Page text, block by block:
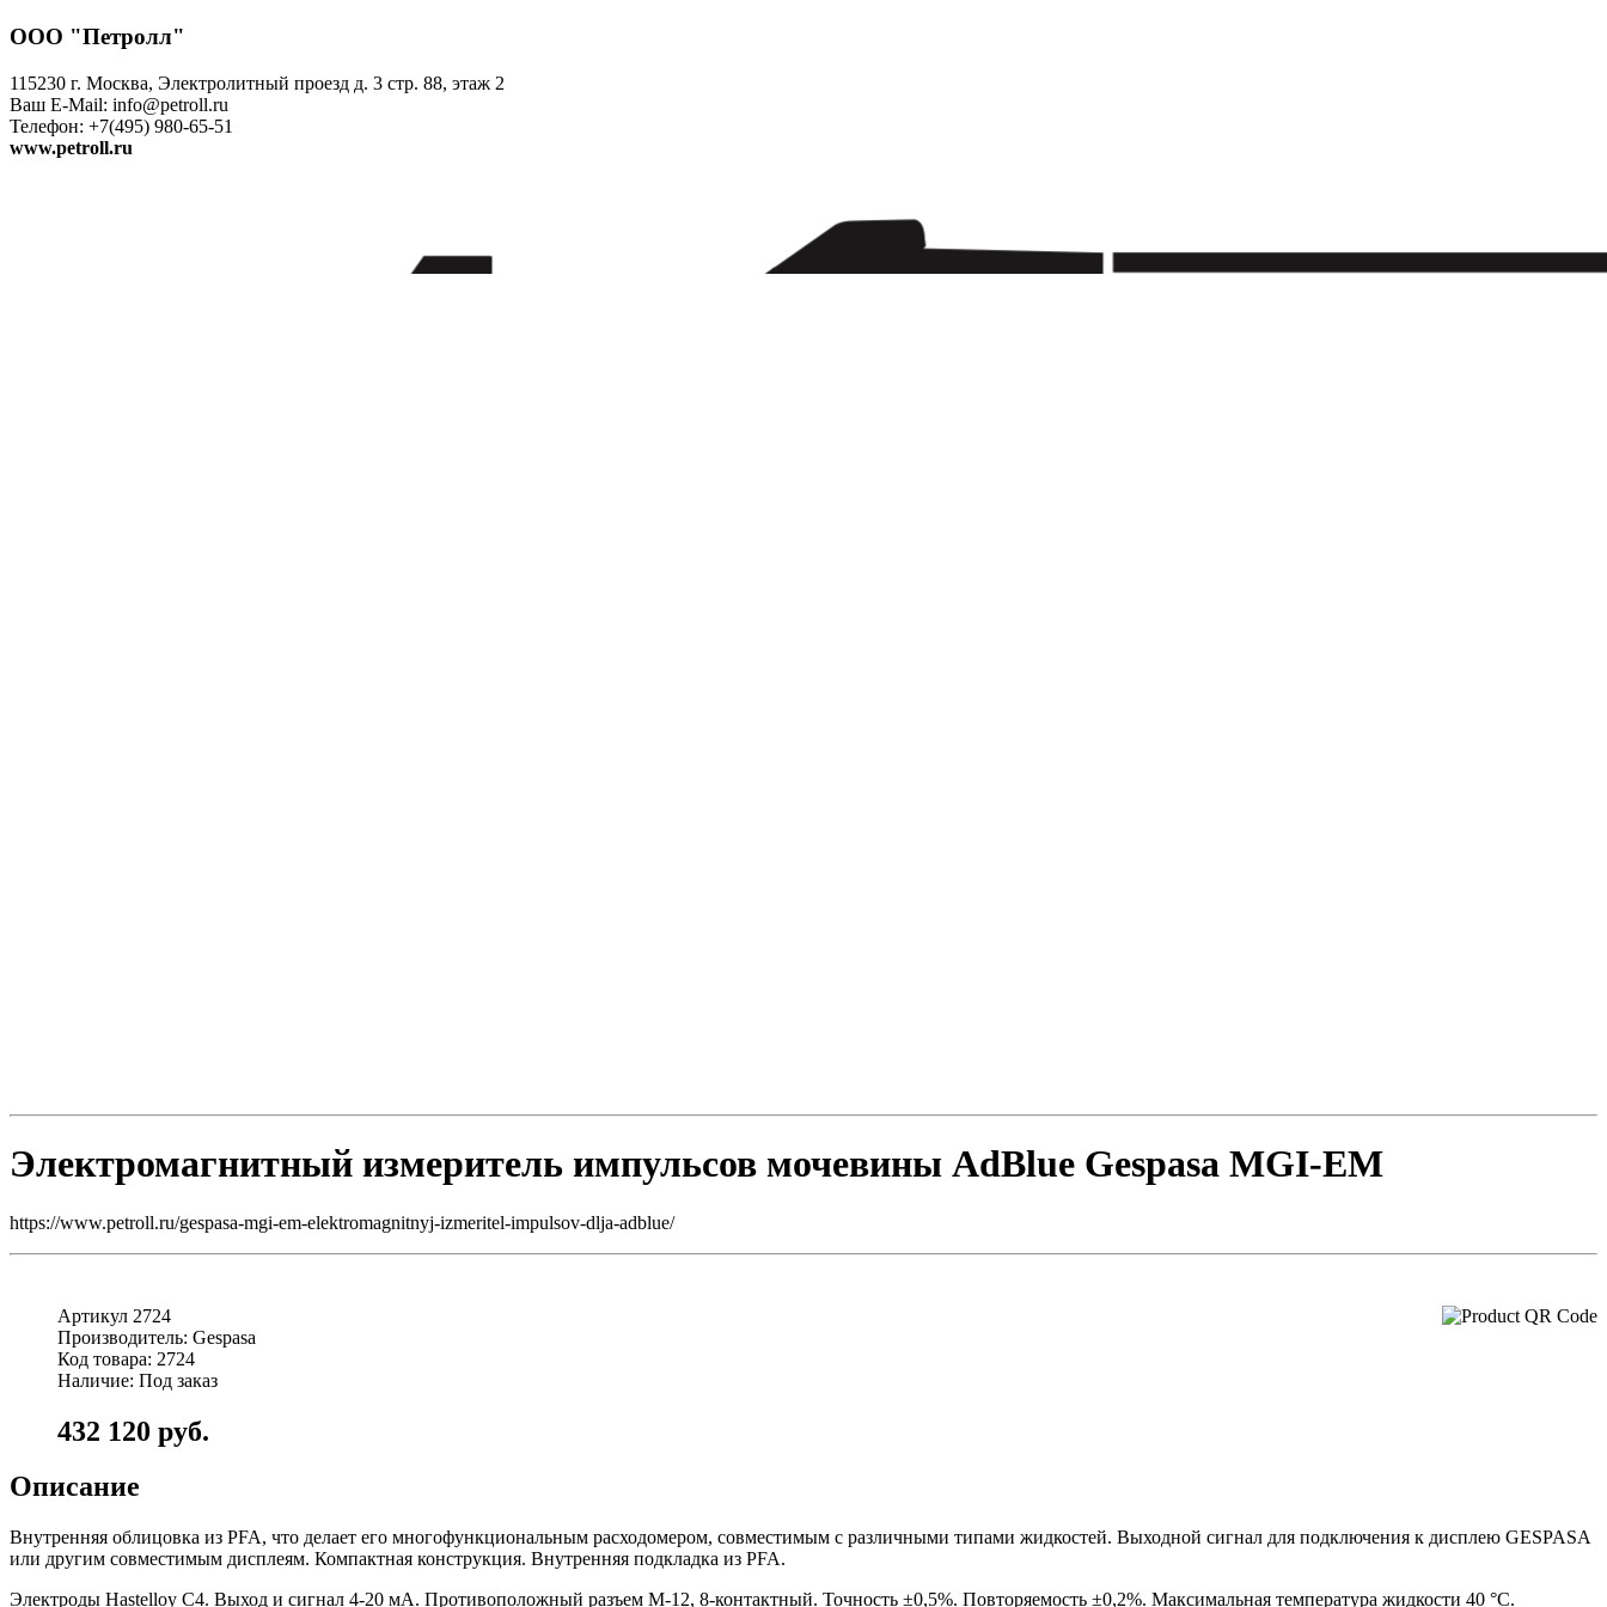
ООО "Петролл"
115230 г. Москва, Электролитный проезд д. 3 стр. 88, этаж 2
Ваш E-Mail: info@petroll.ru
Телефон: +7(495) 980-65-51
www.petroll.ru
Электромагнитный измеритель импульсов мочевины AdBlue Gespasa MGI-EM
https://www.petroll.ru/gespasa-mgi-em-elektromagnitnyj-izmeritel-impulsov-dlja-adblue/
Артикул 2724
Производитель: Gespasa
Код товара: 2724
Наличие: Под заказ
432 120 руб.
Описание
Внутренняя облицовка из PFA, что делает его многофункциональным расходомером, совместимым с различными типами жидкостей. Выходной сигнал для подключения к дисплею GESPASA
или другим совместимым дисплеям. Компактная конструкция. Внутренняя подкладка из PFA.
Электроды Hastelloy C4. Выход и сигнал 4-20 мА. Противоположный разъем M-12, 8-контактный. Точность ±0,5%. Повторяемость ±0,2%. Максимальная температура жидкости 40 °C.